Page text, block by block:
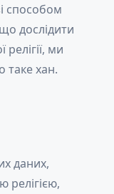
способом
дослідити
ми
хан.
даних,
релігією,